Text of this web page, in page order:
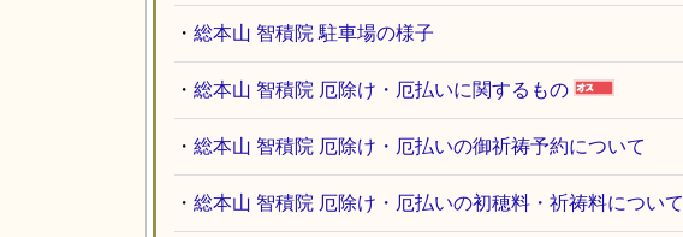
・ 総本山 智積院 駐車場の様子
・ 総本山 智積院 厄除け・厄払いに関するもの
・ 総本山 智積院 厄除け・厄払いの御祈祷予約について
・ 総本山 智積院 厄除け・厄払いの初穂料・祈祷料について